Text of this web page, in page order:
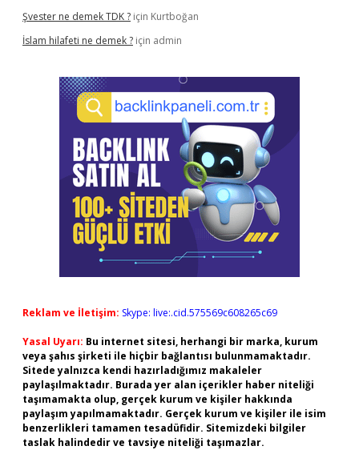
Şvester ne demek TDK ? için Kurtboğan
İslam hilafeti ne demek ? için admin
Reklam ve İletişim: Skype: live:.cid.575569c608265c69
Yasal Uyarı: Bu internet sitesi, herhangi bir marka, kurum
veya şahıs şirketi ile hiçbir bağlantısı bulunmamaktadır.
Sitede yalnızca kendi hazırladığımız makaleler
paylaşılmaktadır. Burada yer alan içerikler haber niteliği
taşımamakta olup, gerçek kurum ve kişiler hakkında
paylaşım yapılmamaktadır. Gerçek kurum ve kişiler ile isim
benzerlikleri tamamen tesadüfidir. Sitemizdeki bilgiler
taslak halindedir ve tavsiye niteliği taşımazlar.